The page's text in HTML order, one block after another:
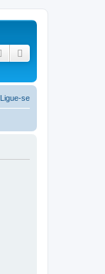
Pesquisar
Ligue-se